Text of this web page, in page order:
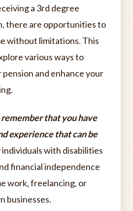
a 3rd degree
there are opportunities to
without limitations. This
various ways to
and enhance your
that you have
experience that can be
individuals with disabilities
financial independence
work, freelancing, or
businesses.